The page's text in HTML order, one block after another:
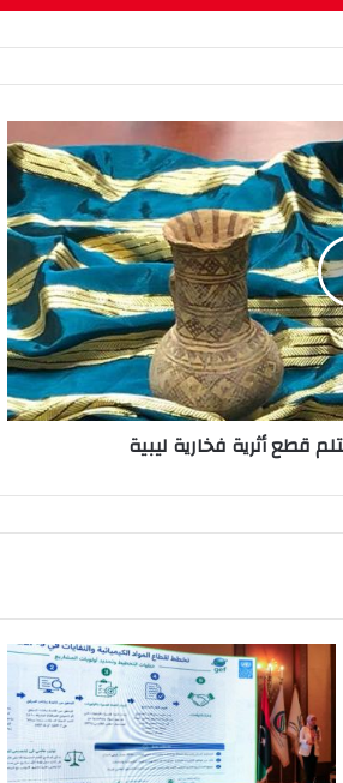
قطع أثرية فخارية ليبية